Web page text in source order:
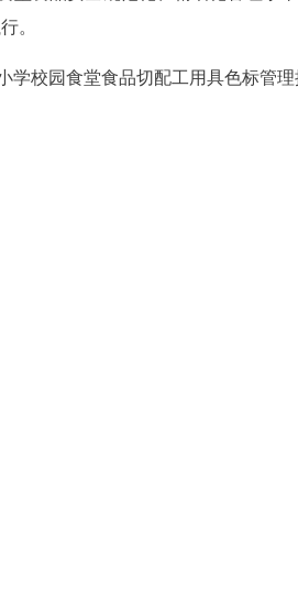
。
学校园食堂食品切配工用具色标管理